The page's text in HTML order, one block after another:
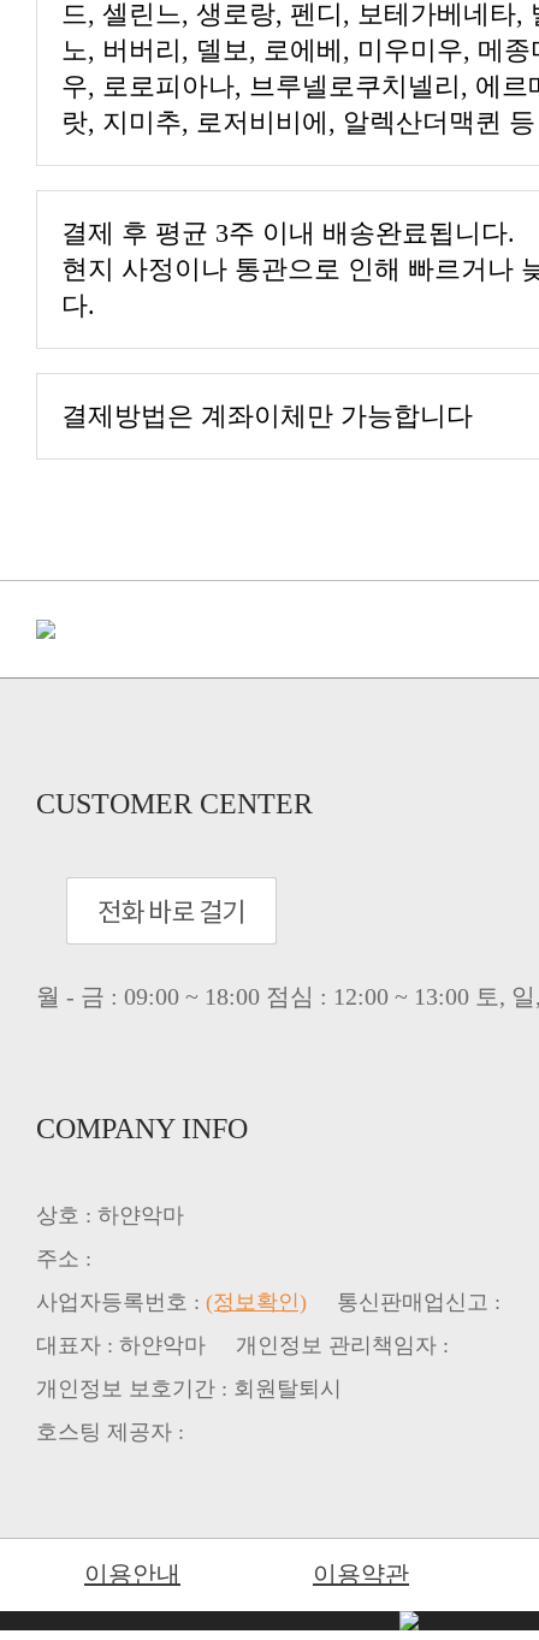
랏, 지미추, 로저비비에, 알렉산더맥퀸 등
결제 후 평균 3주 이내 배송완료됩니다.
다.
결제방법은 계좌이체만 가능합니다
CUSTOMER CENTER
월 - 금 : 09:00 ~ 18:00 점심 : 12:00 ~ 13:00 토,
COMPANY INFO
상호 : 하얀악마
주소 :
사업자등록번호 : (정보확인) 통신판매업신고 :
대표자 : 하얀악마 개인정보 관리책임자 :
개인정보 보호기간 : 회원탈퇴시
호스팅 제공자 :
이용안내 이용약관